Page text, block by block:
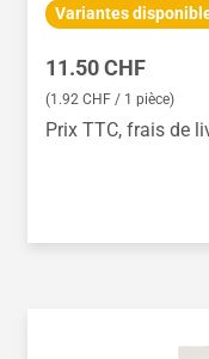
Variantes
Prix régulier :
11.50 CHF
(1.92 CHF / 1 pièce)
Prix TTC, frais de